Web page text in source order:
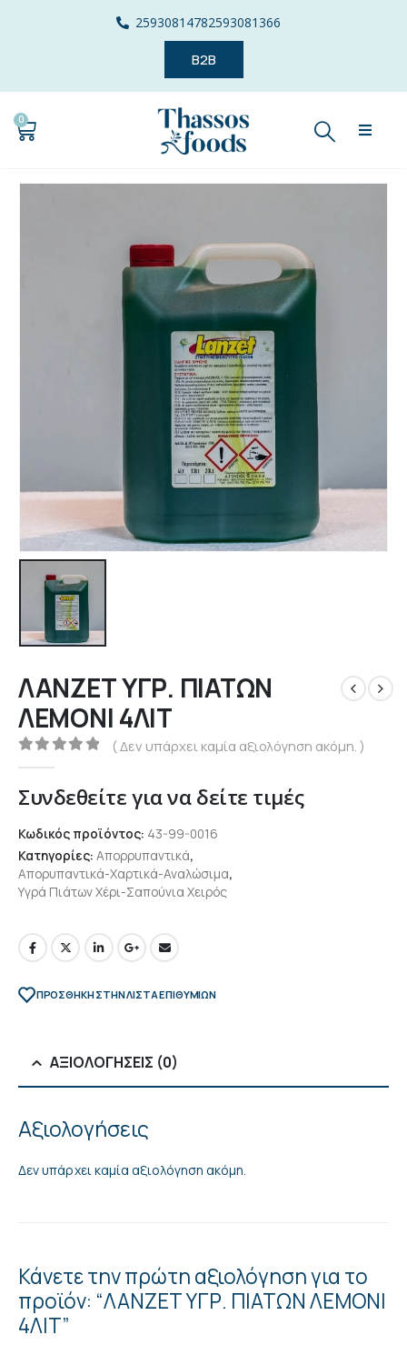
25930814782593081366
B2B
0
ΛΑΝΖΕΤ ΥΓΡ. ΠΙΑΤΩΝ
ΛΕΜΟΝΙ 4ΛΙΤ
0out of 5
( Δεν υπάρχει καμία αξιολόγηση ακόμη. )
Συνδεθείτε για να δείτε τιμές
Κωδικός προϊόντος: 43-99-0016
Κατηγορίες: Απορρυπαντικά,
Απορυπαντικά-Χαρτικά-Αναλώσιμα,
Υγρά Πιάτων Χέρι-Σαπούνια Χειρός
ΠΡΌΣΘΉΚΗ ΣΤΗΝ ΛΊΣΤΑ ΕΠΙΘΥΜΙΏΝ
ΑΞΙΟΛΟΓΉΣΕΙΣ (0)
Αξιολογήσεις
Δεν υπάρχει καμία αξιολόγηση ακόμη.
Κάνετε την πρώτη αξιολόγηση για το
προϊόν: “ΛΑΝΖΕΤ ΥΓΡ. ΠΙΑΤΩΝ ΛΕΜΟΝΙ
4ΛΙΤ”